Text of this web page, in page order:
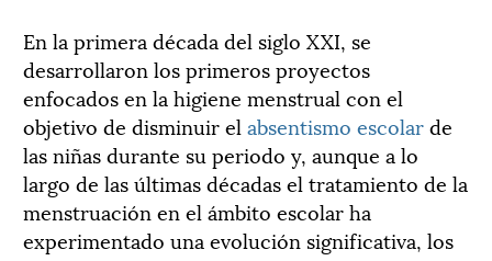
En la primera década del siglo XXI, se
desarrollaron los primeros proyectos
enfocados en la higiene menstrual con el
objetivo de disminuir el absentismo escolarde
las niñas durante su periodo y, aunque a lo
largo de las últimas décadas el tratamiento de la
menstruación en el ámbito escolar ha
experimentado una evolución significativa, los